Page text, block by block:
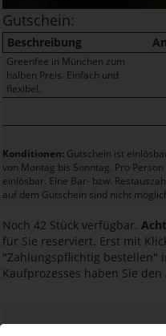
Gutschein:
Beschreibung
Greenfee in München zum
halben Preis. Einfach und
flexibel.
Konditionen: Gutschein ist
von Montag bis Sonntag. Pro
einlösbar. Eine Bar- bzw.
auf dem Gutschein sind nicht
Noch 42 Stück verfügbar.
für Sie reserviert. Erst mit
"Zahlungspflichtig bestellen"
Kaufprozesses haben Sie